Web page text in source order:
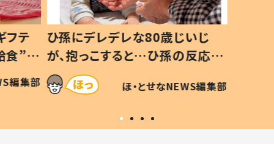
フテ
食”を
の親
編集部
ひ孫にデレデレな80歳じいじ
が、抱っこすると…ひ孫の反応に
「涙が出ました」「可愛くて仕方な
い」
ほ・とせなNEWS編集部